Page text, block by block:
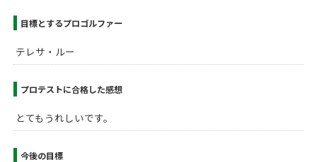
目標とするプロゴルファー
テレサ・ルー
プロテストに合格した感想
とてもうれしいです。
今後の目標